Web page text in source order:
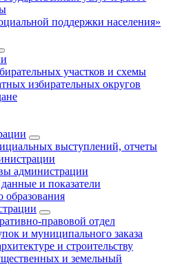
поддержки населения»
участков и схемы
избирательных округов
выступлений, отчеты
администрации
и показатели
образования
правовой отдел
и муниципального заказа
и строительству
и земельный